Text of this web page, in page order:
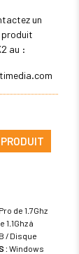
un
produit
au :
de 1.7Ghz
1.1Ghz à
/ Disque
:Windows